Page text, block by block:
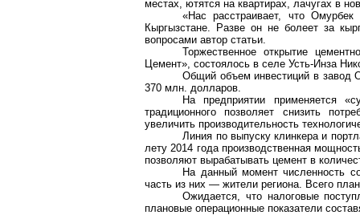
местах, ютятся на квартирах, лачугах в
«Нас расстраивает, что
Кыргызстане. Разве он не болеет за
вопросами автор статьи.
Торжественное открытие
Цемент», состоялось в селе Усть-Инза
Общий объем инвестиций в завод
370 млн. долларов.
На предприятии применяется
традиционного позволяет снизить
увеличить производительность
Линия по выпуску клинкера и
лету 2014 года производственная
позволяют вырабатывать цемент в
На данный момент численность
часть из них — жители региона. Всего
Ожидается, что налоговые
плановые операционные показатели